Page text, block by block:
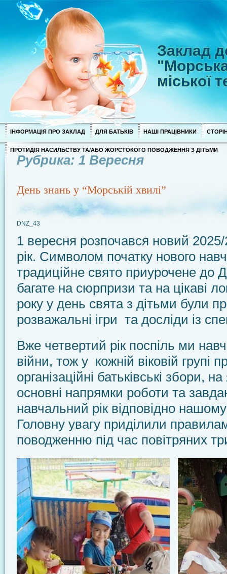
Заклад
міської
ІНФОРМАЦІЯ ПРО ЗАКЛАД ДЛЯ БАТЬКІВ НАШІ ПРАЦІВНИКИ
ПРОТИДІЯ НАСИЛЬСТВУ ТА/АБО ЖОРСТОКОГО ПОВОДЖЕННЯ З ДІТЬМИ
Рубрика: 1 Вересня
День знань у “Морській хвилі”
DNZ_43
1 вересня розпочався новий
рік. Символом початку нового
традиційне свято приурочене до
багате на сюрпризи та на цікаві
року у день свята з дітьми були
розважальні ігри та досліди із
Вже четвертий рік поспіль ми
війни, тож у кожній віковій групі
організаційні батьківські збори,
основні напрямки роботи та
навчальний рік відповідно
Головну увагу приділили
поводженню під час повітряних